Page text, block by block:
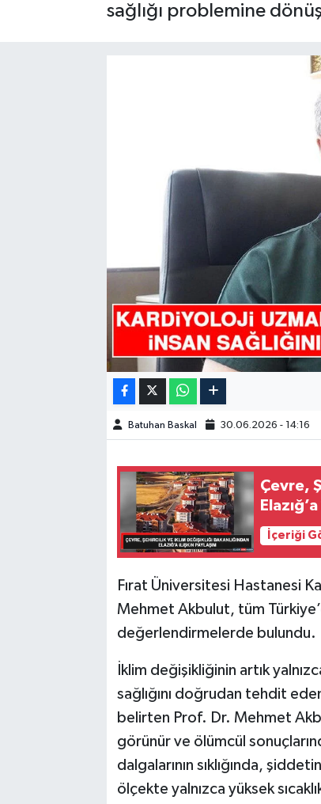
sağlığı problemine
Batuhan Baskal 30.06.2026 - 14:16
Çevre,
İçeriği
Fırat Üniversitesi Hastanesi
Mehmet Akbulut, tüm
değerlendirmelerde bulundu.
İklim değişikliğinin artık
sağlığını doğrudan tehdit
belirten Prof. Dr. Mehmet
görünür ve ölümcül
dalgalarının sıklığında,
ölçekte yalnızca yüksek
TEKNOLOJİ